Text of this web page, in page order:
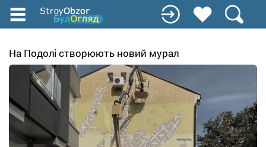
Перейти
содержанию
На Подолі створюють новий мурал